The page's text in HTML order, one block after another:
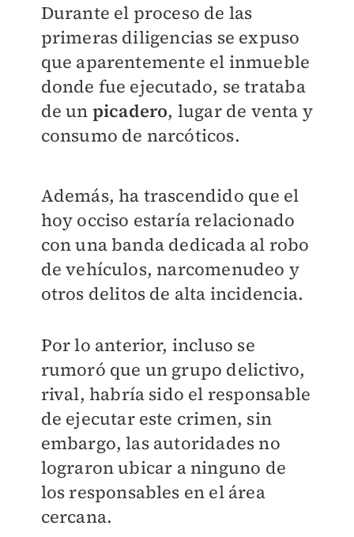
Durante el proceso de las
primeras diligencias se expuso
que aparentemente el inmueble
donde fue ejecutado, se trataba
de un picadero, lugar de venta y
consumo de narcóticos.
Además, ha trascendido que el
hoy occiso estaría relacionado
con una banda dedicada al robo
de vehículos, narcomenudeo y
otros delitos de alta incidencia.
Por lo anterior, incluso se
rumoró que un grupo delictivo,
rival, habría sido el responsable
de ejecutar este crimen, sin
embargo, las autoridades no
lograron ubicar a ninguno de
los responsables en el área
cercana.